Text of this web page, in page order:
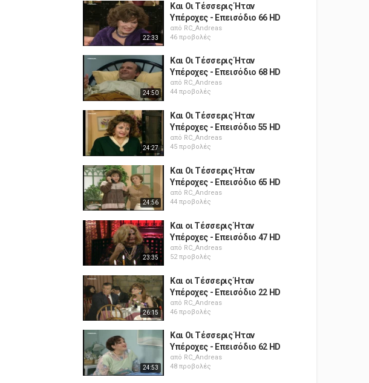
22:33
Και Οι Τέσσερις Ήταν
Υπέροχες - Επεισόδιο 66 HD
από RC_Andreas
46 προβολές
24:50
Και Οι Τέσσερις Ήταν
Υπέροχες - Επεισόδιο 68 HD
από RC_Andreas
44 προβολές
24:27
Και Οι Τέσσερις Ήταν
Υπέροχες - Επεισόδιο 55 HD
από RC_Andreas
45 προβολές
24:56
Και Οι Τέσσερις Ήταν
Υπέροχες - Επεισόδιο 65 HD
από RC_Andreas
44 προβολές
23:35
Και οι Τέσσερις Ήταν
Υπέροχες - Επεισόδιο 47 HD
από RC_Andreas
52 προβολές
26:15
Και οι Τέσσερις Ήταν
Υπέροχες - Επεισόδιο 22 HD
από RC_Andreas
46 προβολές
24:53
Και Οι Τέσσερις Ήταν
Υπέροχες - Επεισόδιο 62 HD
από RC_Andreas
48 προβολές